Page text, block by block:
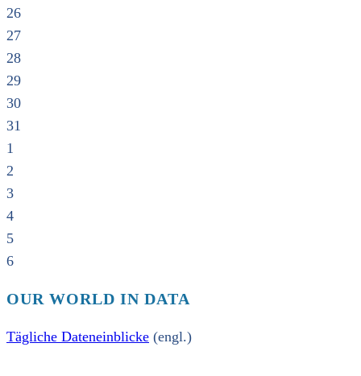
26
27
28
29
30
31
1
2
3
4
5
6
OUR WORLD IN DATA
Tägliche Dateneinblicke (engl.)